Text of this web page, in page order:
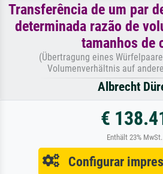
Transferência de um par
determinada razão de
tamanhos de
(Übertragung eines
Volumenverhältnis auf
Albrecht
€
Enthält 23% MwSt.
Configurar